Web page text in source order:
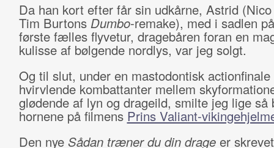
Da han kort efter får sin udkårne, Astrid
Tim Burtons Dumbo-remake), med i sadlen
første fælles flyvetur, dragebåren foran en
kulisse af bølgende nordlys, var jeg solgt.
Og til slut, under en mastodontisk actionfinale
hvirvlende kombattanter mellem
glødende af lyn og drageild, smilte jeg lige så
hornene på filmens Prins Valiant-
Den nye Sådan træner du din drageer